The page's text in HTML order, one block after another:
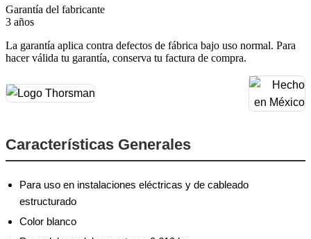
Garantía del fabricante
3 años
La garantía aplica contra defectos de fábrica bajo uso normal. Para
hacer válida tu garantía, conserva tu factura de compra.
Características Generales
Para uso en instalaciones eléctricas y de cableado
estructurado
Color blanco